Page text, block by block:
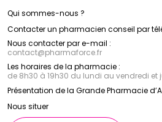
Qui sommes-nous ?
Contacter un pharmacien conseil par
Nous contacter par e-mail :
contact@pharmaforce.fr
Les horaires de la pharmacie :
de 8h30 à 19h30 du lundi au vendredi et
Présentation de la Grande Pharmacie
Nous situer